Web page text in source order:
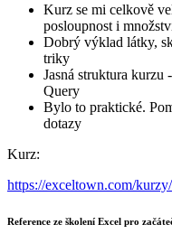
Kurz se mi celkově
posloupnost i
Dobrý výklad látky,
triky
Jasná struktura
Query
Bylo to praktické.
dotazy
Kurz:
https://exceltown.com/
Reference ze školení Excel pro